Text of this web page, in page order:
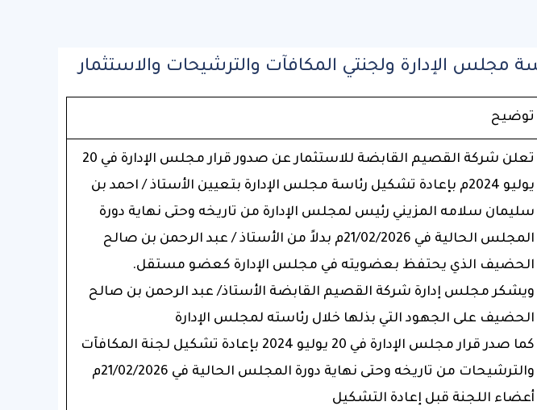
مجلس الإدارة ولجنتي المكافآت والترشيحات والاستثمار
توضيح
تعلن شركة القصيم القابضة للاستثمار عن صدور قرار مجلس الإدارة في 20
يوليو 2024م بإعادة تشكيل رئاسة مجلس الإدارة بتعيين الأستاذ / احمد بن
سليمان سلامه المزيني رئيس لمجلس الإدارة من تاريخه وحتى نهاية دورة
المجلس الحالية في 21/02/2026م بدلاً من الأستاذ / عبد الرحمن بن صالح
الحضيف الذي يحتفظ بعضويته في مجلس الإدارة كعضو مستقل.
ويشكر مجلس إدارة شركة القصيم القابضة الأستاذ/ عبد الرحمن بن صالح
الحضيف على الجهود التي بذلها خلال رئاسته لمجلس الإدارة
كما صدر قرار مجلس الإدارة في 20 يوليو 2024 بإعادة تشكيل لجنة المكافآت
والترشيحات من تاريخه وحتى نهاية دورة المجلس الحالية في 21/02/2026م
أعضاء اللجنة قبل إعادة التشكيل